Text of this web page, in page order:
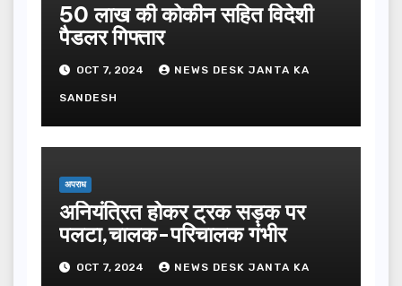
50 लाख की कोकीन सहित विदेशी
पैडलर गिफ्तार
OCT 7, 2024 NEWS DESK JANTA KA
SANDESH
अपराध
अनियंत्रित होकर ट्रक सड़क पर
पलटा,चालक-परिचालक गंभीर
OCT 7, 2024 NEWS DESK JANTA KA